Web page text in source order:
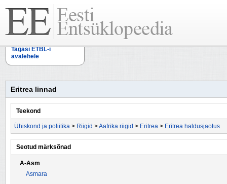
Tagasi ETBL-i
avalehele
Eritrea linnad
Teekond
Ühiskond ja poliitika > Riigid >Aafrika riigid > Eritrea > Eritrea haldusjaotus
Seotud märksõnad
A-Asm
Asmara